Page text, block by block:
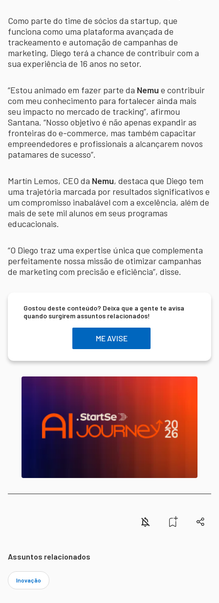
Como parte do time de sócios da startup, que
funciona como uma plataforma avançada de
trackeamento e automação de campanhas de
marketing, Diego terá a chance de contribuir com a
sua experiência de 16 anos no setor.
“Estou animado em fazer parte da Nemu e contribuir
com meu conhecimento para fortalecer ainda mais
seu impacto no mercado de tracking”, afirmou
Santana. “Nosso objetivo é não apenas expandir as
fronteiras do e-commerce, mas também capacitar
empreendedores e profissionais a alcançarem novos
patamares de sucesso”.
Martín Lemos, CEO da Nemu, destaca que Diego tem
uma trajetória marcada por resultados significativos e
um compromisso inabalável com a excelência, além de
mais de sete mil alunos em seus programas
educacionais.
“O Diego traz uma expertise única que complementa
perfeitamente nossa missão de otimizar campanhas
de marketing com precisão e eficiência”, disse.
Gostou deste conteúdo? Deixa que a gente te avisa
quando surgirem assuntos relacionados!
ME AVISE
Assuntos relacionados
Inovação